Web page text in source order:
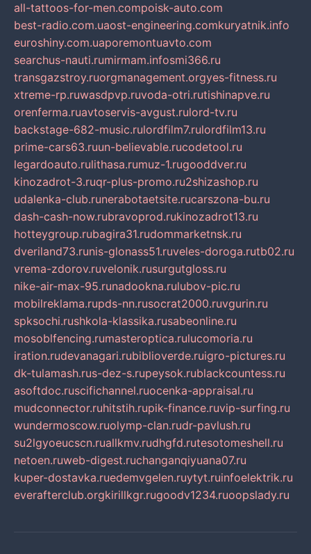
all-tattoos-for-men.compoisk-auto.com
best-radio.com.uaost-engineering.comkuryatnik.info
euroshiny.com.uaporemontuavto.com
searchus-nauti.rumirmam.infosmi366.ru
transgazstroy.ruorgmanagement.orgyes-fitness.ru
xtreme-rp.ruwasdpvp.ruvoda-otri.rutishinapve.ru
orenferma.ruavtoservis-avgust.rulord-tv.ru
backstage-682-music.rulordfilm7.rulordfilm13.ru
prime-cars63.ruun-believable.rucodetool.ru
legardoauto.rulithasa.rumuz-1.rugooddver.ru
kinozadrot-3.ruqr-plus-promo.ru2shizashop.ru
udalenka-club.runerabotaetsite.rucarszona-bu.ru
dash-cash-now.rubravoprod.rukinozadrot13.ru
hotteygroup.rubagira31.rudommarketnsk.ru
dveriland73.runis-glonass51.ruveles-doroga.rutb02.ru
vrema-zdorov.ruvelonik.rusurgutgloss.ru
nike-air-max-95.runadookna.rulubov-pic.ru
mobilreklama.rupds-nn.rusocrat2000.ruvgurin.ru
spksochi.rushkola-klassika.rusabeonline.ru
mosoblfencing.rumasteroptica.rulucomoria.ru
iration.rudevanagari.rubiblioverde.ruigro-pictures.ru
dk-tulamash.rus-dez-s.rupeysok.rublackcountess.ru
asoftdoc.ruscifichannel.ruocenka-appraisal.ru
mudconnector.ruhitstih.rupik-finance.ruvip-surfing.ru
wundermoscow.ruolymp-clan.rudr-pavlush.ru
su2lgyoeucscn.ruallkmv.rudhgfd.rutesotomeshell.ru
netoen.ruweb-digest.ruchanganqiyuana07.ru
kuper-dostavka.ruedemvgelen.ruytyt.ruinfoelektrik.ru
everafterclub.orgkirillkgr.rugoodv1234.ruoopslady.ru